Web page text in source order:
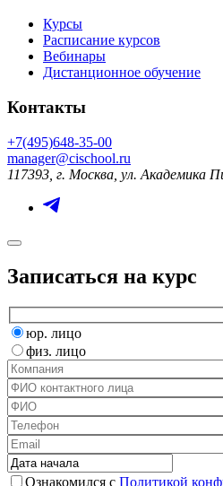
Курсы
Расписание курсов
Вебинары
Дистанционное обучение
Контакты
+7(495)648-35-00
manager@cischool.ru
117393, г. Москва, ул. Академика
Записаться на курс
юр. лицо
физ. лицо
Ознакомился с Политикой